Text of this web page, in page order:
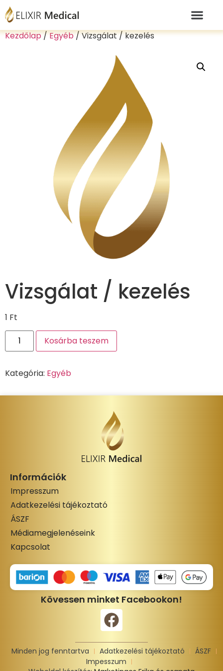
Kezdőlap/Egyéb/ Vizsgálat / kezelés
Vizsgálat / kezelés
1 Ft
Kosárba teszem
Kategória: Egyéb
Információk
Impresszum
Adatkezelési tájékoztató
ÁSZF
Médiamegjelenéseink
Kapcsolat
Kövessen minket Facebookon!
Minden jog fenntartva Adatkezelési tájékoztató
ÁSZF
Impesszum